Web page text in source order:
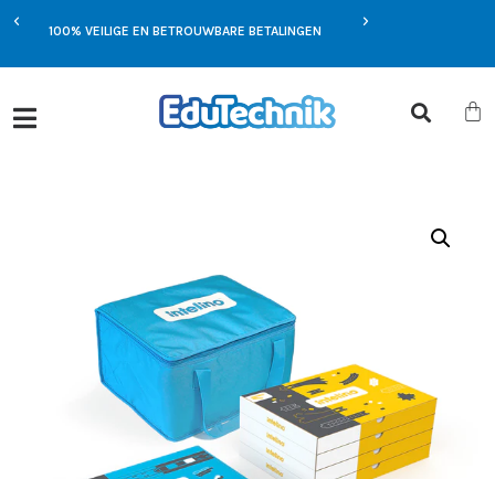
100% VEILIGE EN BETROUWBARE BETALINGEN
EXCLUSIEVE